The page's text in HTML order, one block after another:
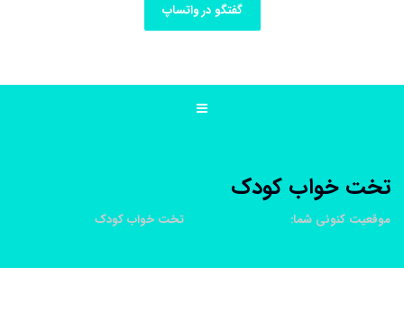
گفتگو در واتساپ
تخت خواب کودک
موقعیت کنونی شما: تخت خواب کودک